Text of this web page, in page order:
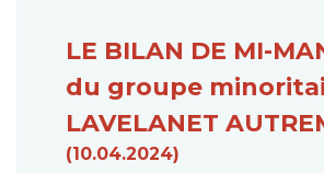
LE BILAN DE MI-
du groupe
LAVELANET
(10.04.2024)